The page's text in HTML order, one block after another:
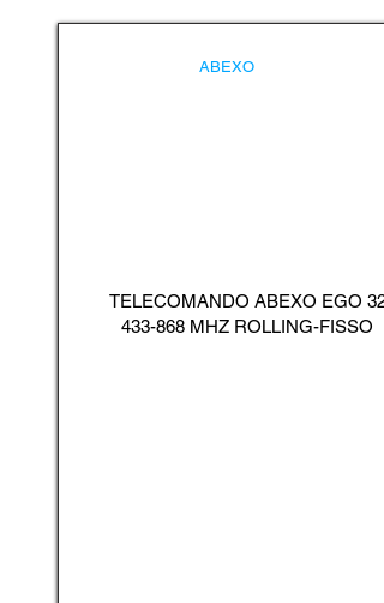
ABEXO
TELECOMANDO ABEXO EGO 32
433-868 MHZ ROLLING-FISSO